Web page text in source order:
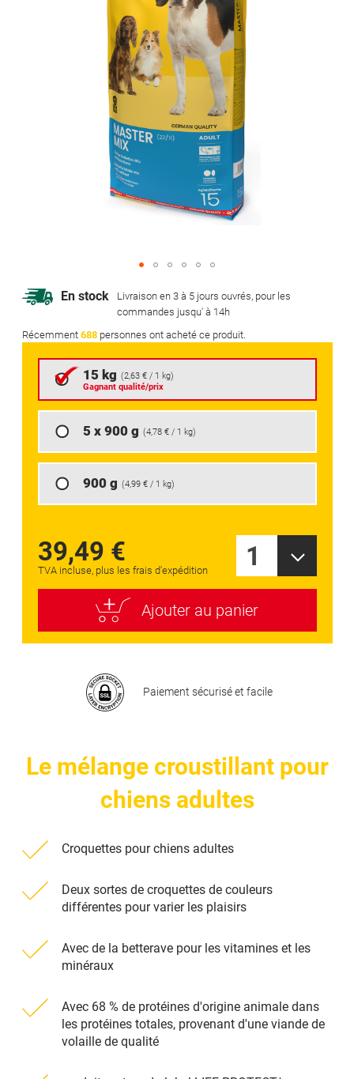
gallery
to
beginning
of
the
images
Récemment 688personnes ont acheté ce produit.
15 kg
39,49 €
(2,63 €/ 1 kg)
1
Gagnant qualité/prix
5 x 900 g (4,78 €/ 1 kg)
900 g (4,99 €/ 1 kg)
TVA incluse, plus les frais d'expédition
Ajouter au panier
En stock
Livraison en 3 à 5 jours ouvrés, pour les
commandes jusqu' à 14h
Le mélange croustillant pour
chiens adultes
Croquettes pour chiens adultes
Deux sortes de croquettes de couleurs
différentes pour varier les plaisirs
Avec de la betterave pour les vitamines et les
minéraux
Avec 68 % de protéines d'origine animale dans
les protéines totales, provenant d'une viande de
volaille de qualité
Paiement sécurisé et facile